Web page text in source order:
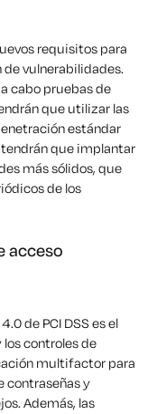
requisitos para
vulnerabilidades.
cabo pruebas de
que utilizar las
estándar
tendrán que implantar
más sólidos, que
de los
acceso
de PCI DSS es el
controles de
multifactor para
contraseñas y
Además, las